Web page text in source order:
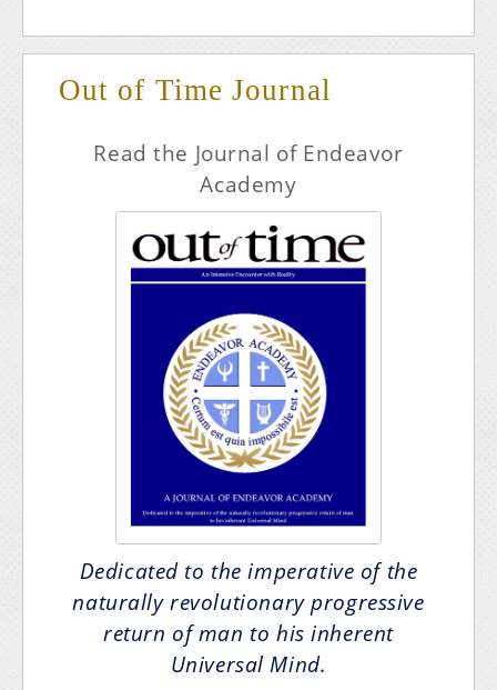
Out of Time Journal
Read the Journal of Endeavor
Academy
Dedicated to the imperative of the
naturally revolutionary progressive
return of man to his inherent
Universal Mind.